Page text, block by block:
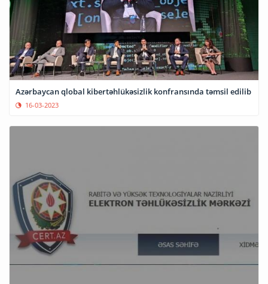
Azərbaycan qlobal kibertəhlükəsizlik konfransında təmsil edilib
16-03-2023